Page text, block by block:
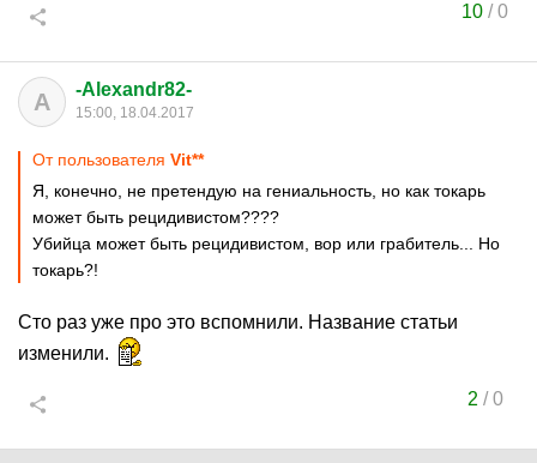
10 /0
A -Alexandr82-
15:00, 18.04.2017
От пользователя Vit**
Я, конечно, не претендую на гениальность, но как токарь
может быть рецидивистом????
Убийца может быть рецидивистом, вор или грабитель... Но
токарь?!
Сто раз уже про это вспомнили. Название статьи
изменили.
2 /0